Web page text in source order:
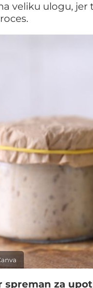
veliku ulogu,
spreman za